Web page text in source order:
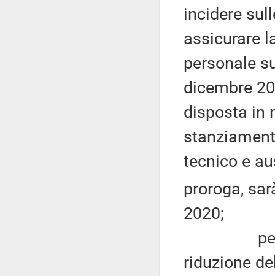
incidere
assicurare
personale
dicembre
disposta in
tecnico e
proroga,
2020;
per la
riduzione